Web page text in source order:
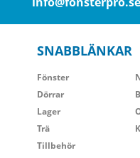
SNABBLÄNKAR
Fönster
Dörrar
Lager
Trä
Tillbehör